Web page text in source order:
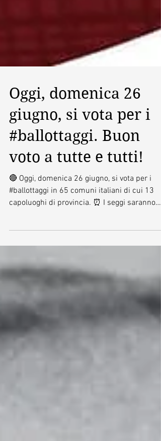
Oggi, domenica 26
giugno, si vota per i
#ballottaggi. Buon
voto a tutte e tutti!
🔴 Oggi, domenica 26 giugno, si vota per i
#ballottaggi in 65 comuni italiani di cui 13
aperti...